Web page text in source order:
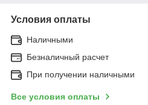
Условия оплаты
Наличными
Безналичный расчет
При получении наличными
Все условия оплаты